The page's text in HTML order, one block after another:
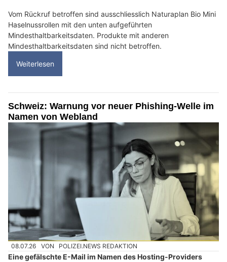
Vom Rückruf betroffen sind ausschliesslich Naturaplan Bio Mini
Haselnussrollen mit den unten aufgeführten
Mindesthaltbarkeitsdaten. Produkte mit anderen
Mindesthaltbarkeitsdaten sind nicht betroffen.
Weiterlesen
Schweiz: Warnung vor neuer Phishing-Welle im
Namen von Webland
08.07.26 VON POLIZEI.NEWS REDAKTION
Eine gefälschte E-Mail im Namen des Hosting-Providers